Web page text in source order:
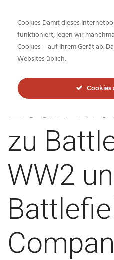
Inside-Network.net
Leak
zu
WW2
Cookies Damit dieses
funktioniert, legen wir
Cookies – auf Ihrem Gerät ab.
Websites üblich.
Cookies